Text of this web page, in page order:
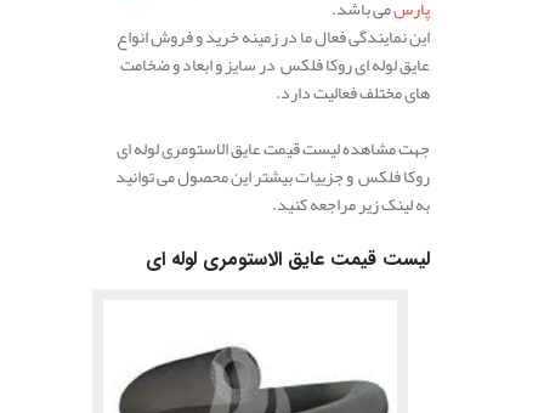
پارسمی باشد.
این نمایندگی فعال ما در زمینه خرید و فروش انواع
عایق لوله ای روکا فلکس در سایز و ابعاد و ضخامت
های مختلف فعالیت دارد.
جهت مشاهده لیست قیمت عایق الاستومری لوله ای
روکا فلکس و جزییات بیشتر این محصول می توانید
به لینک زیر مراجعه کنید.
لیست قیمت عایق الاستومری لوله ای